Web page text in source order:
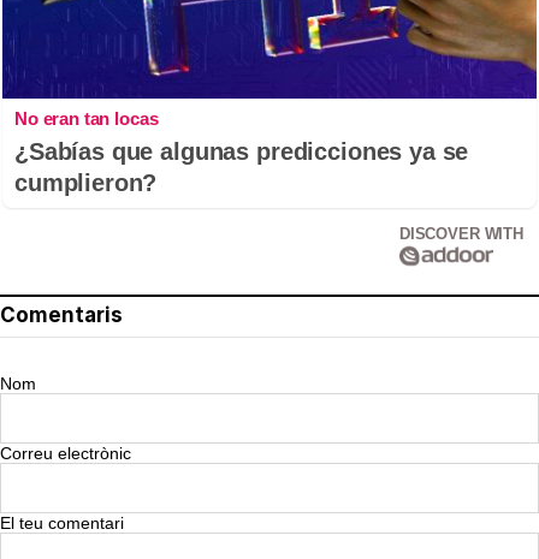
No eran tan locas
¿Sabías que algunas predicciones ya se
cumplieron?
DISCOVER WITH
Comentaris
Nom
Correu electrònic
El teu comentari